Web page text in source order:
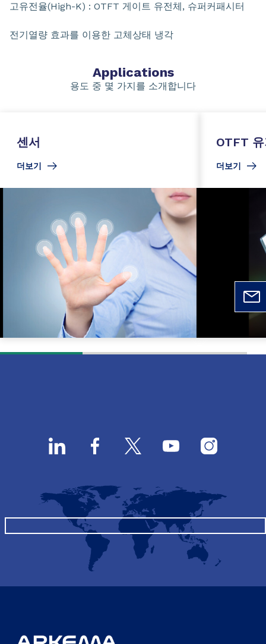
고유전율(High-K) : OTFT 게이트 유전체, 슈퍼커패시터
전기열량 효과를 이용한 고체상태 냉각
Applications
용도 중 몇 가지를 소개합니다
센서
더보기
OTFT
더보기